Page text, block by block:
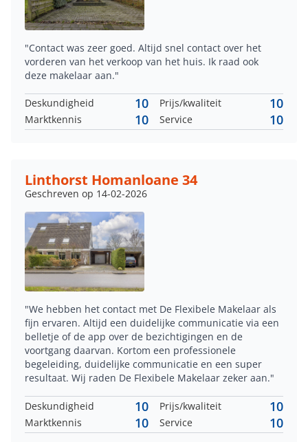
"Contact was zeer goed. Altijd snel contact over het
vorderen van het verkoop van het huis. Ik raad ook
deze makelaar aan."
Deskundigheid 10 Prijs/kwaliteit 10
Marktkennis 10 Service 10
Linthorst Homanloane 34
Geschreven op 14-02-2026
"We hebben het contact met De Flexibele Makelaar als
fijn ervaren. Altijd een duidelijke communicatie via een
belletje of de app over de bezichtigingen en de
voortgang daarvan. Kortom een professionele
begeleiding, duidelijke communicatie en een super
resultaat. Wij raden De Flexibele Makelaar zeker aan."
Deskundigheid 10 Prijs/kwaliteit 10
Marktkennis 10 Service 10